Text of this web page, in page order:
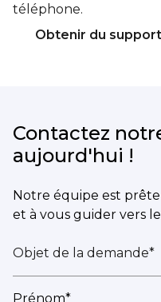
téléphone.
Obtenir du support
Contactez
aujourd'hui !
Notre équipe est
et à vous guider vers
Objet de la demande*
Prénom*